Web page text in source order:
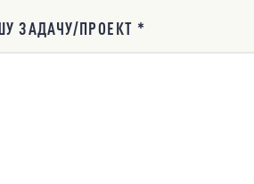
ЗАДАЧУ/ПРОЕКТ *